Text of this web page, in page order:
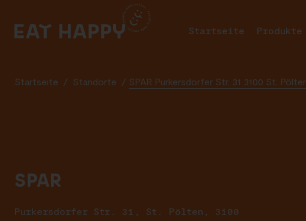
MAIN
Startseite Produkte
Startseite / Standorte / SPAR Purkersdorfer Str. 31 3100 St.
SPAR
Purkersdorfer Str. 31, St. Pölten, 3100